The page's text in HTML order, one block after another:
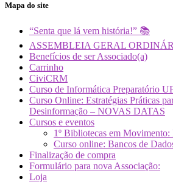
Mapa do site
“Senta que lá vem história!” 📚
ASSEMBLEIA GERAL
Benefícios de ser Associado(a)
Carrinho
CiviCRM
Curso de Informática Preparatório
Curso Online: Estratégias Práticas
Desinformação – NOVAS DATAS
Cursos e eventos
1º Bibliotecas em Movimento:
Curso online: Bancos de
Finalização de compra
Formulário para nova Associação:
Loja